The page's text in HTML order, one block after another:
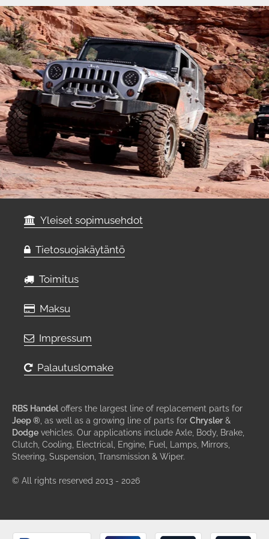
Yleiset sopimusehdot
Tietosuojakäytäntö
Toimitus
Maksu
Impressum
Palautuslomake
RBS Handel offers the largest line of replacement parts for
Jeep ® , as well as a growing line of parts for Chrysler &
Dodge vehicles. Our applications include Axle, Body, Brake,
Clutch, Cooling, Electrical, Engine, Fuel, Lamps, Mirrors,
Steering, Suspension, Transmission & Wiper.
© All rights reserved 2013 - 2026